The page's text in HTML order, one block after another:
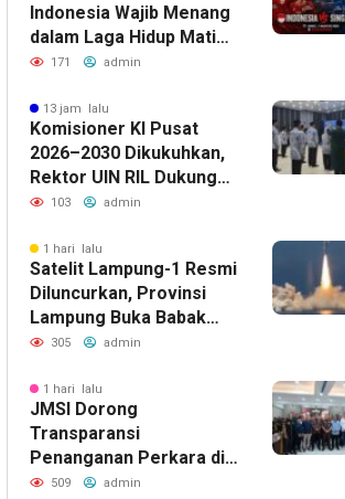
Indonesia Wajib Menang
dalam Laga Hidup Mati
Lawan Singapura
171 admin
13 jam lalu
Komisioner KI Pusat
2026–2030 Dikukuhkan,
Rektor UIN RIL Dukung
Penguatan Tata Kelola
103 admin
1 hari lalu
Satelit Lampung-1 Resmi
Diluncurkan, Provinsi
Lampung Buka Babak
Baru
305 admin
1 hari lalu
JMSI Dorong
Transparansi
Penanganan Perkara di
Kejati Lampung
509 admin